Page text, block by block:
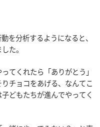
を分析するようになると、
た。
てくれたら「ありがとう」
チョコをあげる、なんてこ
どもたちが進んでやってく